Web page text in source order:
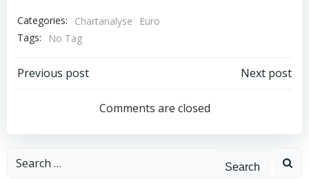
Categories: Chartanalyse
Euro
Tags:
No Tag
Post
navigation
Previous post
navigation
Next post
Comments are closed
Search